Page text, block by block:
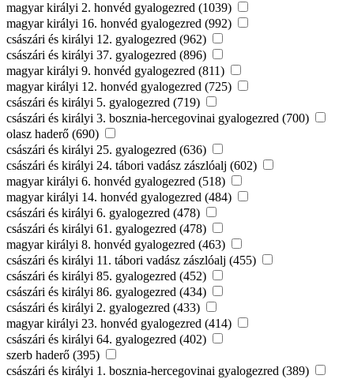
magyar királyi 2. honvéd gyalogezred (1039)
magyar királyi 16. honvéd gyalogezred (992)
császári és királyi 12. gyalogezred (962)
császári és királyi 37. gyalogezred (896)
magyar királyi 9. honvéd gyalogezred (811)
magyar királyi 12. honvéd gyalogezred (725)
császári és királyi 5. gyalogezred (719)
császári és királyi 3. bosznia-hercegovinai gyalogezred (700)
olasz haderő (690)
császári és királyi 25. gyalogezred (636)
császári és királyi 24. tábori vadász zászlóalj (602)
magyar királyi 6. honvéd gyalogezred (518)
magyar királyi 14. honvéd gyalogezred (484)
császári és királyi 6. gyalogezred (478)
császári és királyi 61. gyalogezred (478)
magyar királyi 8. honvéd gyalogezred (463)
császári és királyi 11. tábori vadász zászlóalj (455)
császári és királyi 85. gyalogezred (452)
császári és királyi 86. gyalogezred (434)
császári és királyi 2. gyalogezred (433)
magyar királyi 23. honvéd gyalogezred (414)
császári és királyi 64. gyalogezred (402)
szerb haderő (395)
császári és királyi 1. bosznia-hercegovinai gyalogezred (389)